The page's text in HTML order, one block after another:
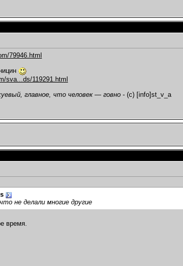
79946.html
sva...ds/119291.html
главное, что человек — говно - (с) [info]st_v_a
не делали многие другие
время.